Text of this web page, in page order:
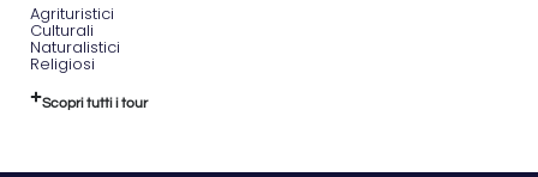
Agrituristici
Culturali
Naturalistici
Religiosi
Scopri tutti i tour